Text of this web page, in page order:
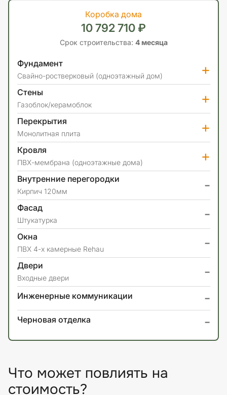
Коробка дома
10 792 710 ₽
Срок строительства: 4 месяца
Фундамент
Свайно-ростверковый (одноэтажный дом) +
Стены
Газоблок/керамоблок +
Перекрытия
Монолитная плита +
Кровля
ПВХ-мембрана (одноэтажные дома) +
Внутренние перегородки
Кирпич 120мм -
Фасад
Штукатурка -
Окна
ПВХ 4-х камерные Rehau -
Двери
Входные двери -
Инженерные коммуникации -
Черновая отделка -
Что может повлиять на
стоимость?